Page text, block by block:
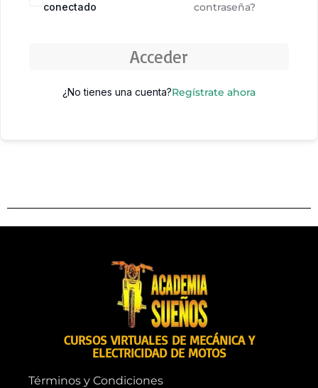
conectado
contraseña?
Acceder
¿No tienes una cuenta?Regístrate ahora
CURSOS VIRTUALES DE MECÁNICA Y
ELECTRICIDAD DE MOTOS
Términos y Condiciones